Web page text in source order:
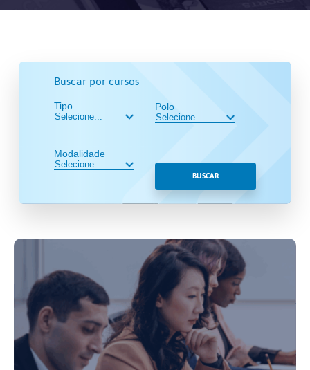
Buscar por cursos
Tipo
Modalidade
Polo
BUSCAR